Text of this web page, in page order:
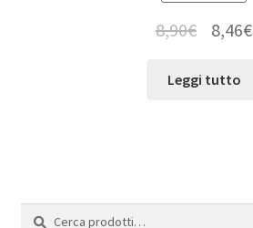
8,90€ 8,46€
Leggi tutto
Cerca:
Cerca